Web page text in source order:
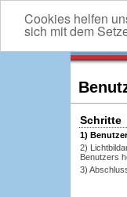
Cookies helfen
sich mit dem
Schritte
1)
2)
Benutzers
3)